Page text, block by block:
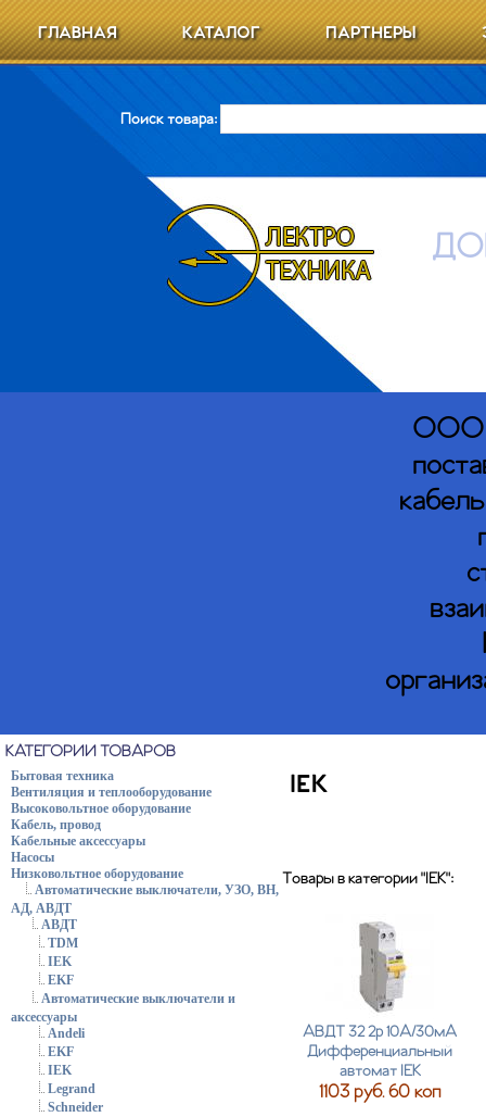
ГЛАВНАЯ КАТАЛОГ ПАРТНЕРЫ
Поиск товара:
ООО
КАТЕГОРИИ ТОВАРОВ
Бытовая техника
Вентиляция и теплооборудование
Высоковольтное оборудование
Кабель, провод
Кабельные аксессуары
Насосы
Низковольтное оборудование
Автоматические выключатели, УЗО, ВН,
АД, АВДТ
АВДТ
TDM
IEK
EKF
Автоматические выключатели и
аксессуары
Andeli
EKF
IEK
Legrand
Schneider
IEK
Товары в категории "IEK":
АВДТ 32 2р 10А/30мА
Дифференциальный
автомат IEK
1103 руб. 60 коп